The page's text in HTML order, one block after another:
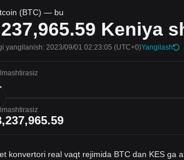
(BTC) — bu
Keniya
yangilanish: 2023/09/01 02:23:05 (UTC+0)Yangilash
konvertori real vaqt rejimida BTC dan KES ga